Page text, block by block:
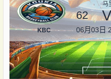
KBC
马
62
06月03日